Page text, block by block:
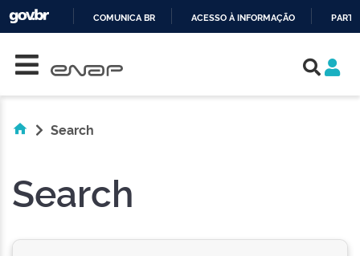
COMUNICA BR ACESSO À INFORMAÇÃO
Search
Search